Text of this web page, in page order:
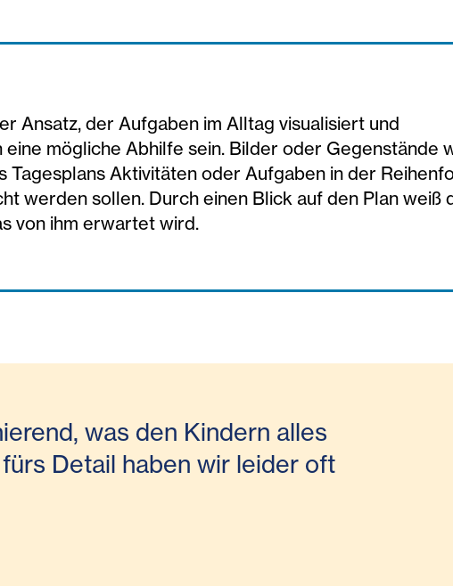
Ansatz, der Aufgaben im Alltag visualisiert und
eine mögliche Abhilfe sein. Bilder oder Gegenstände
Tagesplans Aktivitäten oder Aufgaben in der
werden sollen. Durch einen Blick auf den Plan weiß
von ihm erwartet wird.
was den Kindern alles
Detail haben wir leider oft